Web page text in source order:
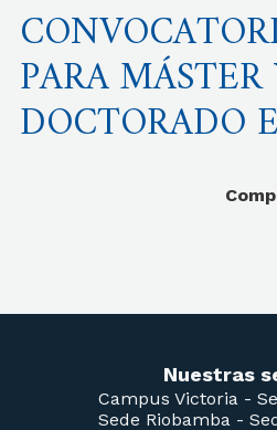
PARA MÁSTER
DOCTORADO
Nuestras
Campus Victoria -
Sede Riobamba -